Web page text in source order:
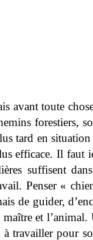
toute
forestiers,
tard en
efficace. Il
suffisent
Penser «
de guider,
et
travailler pour